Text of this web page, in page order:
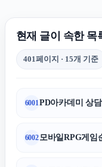
현재 글이 속한 목
401페이지 · 15개 기준
6001 PD아카데미 상
6002모바일RPG게임